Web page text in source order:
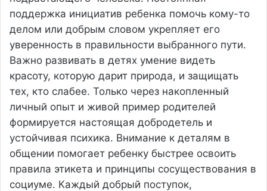
поддержка инициатив ребенка помочь кому-то
делом или добрым словом укрепляет его
уверенность в правильности выбранного пути.
Важно развивать в детях умение видеть
красоту, которую дарит природа, и защищать
тех, кто слабее. Только через накопленный
личный опыт и живой пример родителей
формируется настоящая добродетель и
устойчивая психика. Внимание к деталям в
общении помогает ребенку быстрее освоить
правила этикета и принципы сосуществования в
социуме. Каждый добрый поступок,